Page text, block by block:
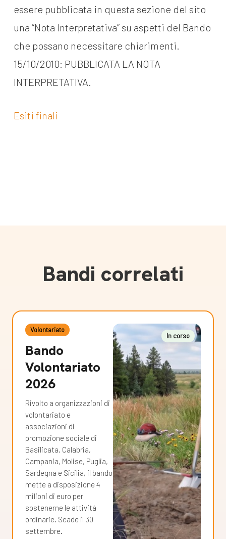
essere pubblicata in questa sezione del sito
una “Nota Interpretativa” su aspetti del Bando
che possano necessitare chiarimenti.
15/10/2010: PUBBLICATA LA NOTA
INTERPRETATIVA.
Esiti finali
Bandi correlati
Volontariato
Bando
Volontariato
2026
Rivolto a organizzazioni di
volontariato e
associazioni di
promozione sociale di
Basilicata, Calabria,
Campania, Molise, Puglia,
Sardegna e Sicilia, il bando
mette a disposizione 4
milioni di euro per
sostenerne le attività
ordinarie. Scade il 30
settembre.
In corso